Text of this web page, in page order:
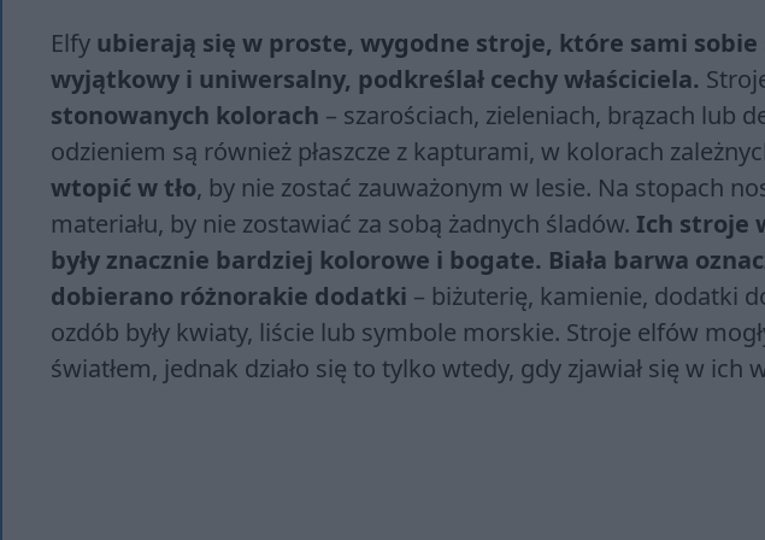
Elfy ubierają się w proste, wygodne stroje, które sami sobie
wyjątkowy i uniwersalny, podkreślał cechy właściciela.
stonowanych kolorach – szarościach, zieleniach, brązach lub
odzieniem są również płaszcze z kapturami, w kolorach
wtopić w tło, by nie zostać zauważonym w lesie. Na stopach
materiału, by nie zostawiać za sobą żadnych śladów. Ich stroje
były znacznie bardziej kolorowe i bogate. Biała barwa
dobierano różnorakie dodatki – biżuterię, kamienie, dodatki
ozdób były kwiaty, liście lub symbole morskie. Stroje elfów
światłem, jednak działo się to tylko wtedy, gdy zjawiał się w